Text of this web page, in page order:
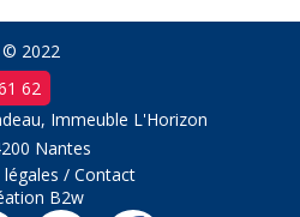
© 2022
62
Immeuble L'Horizon
Nantes
/ Contact
B2w